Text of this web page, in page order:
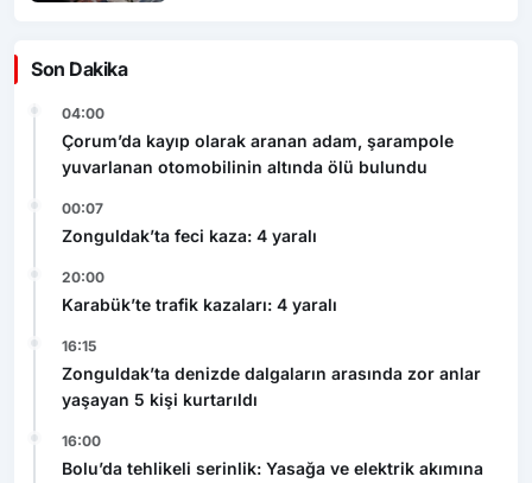
Son Dakika
04:00
Çorum’da kayıp olarak aranan adam, şarampole
yuvarlanan otomobilinin altında ölü bulundu
00:07
Zonguldak’ta feci kaza: 4 yaralı
20:00
Karabük’te trafik kazaları: 4 yaralı
16:15
Zonguldak’ta denizde dalgaların arasında zor anlar
yaşayan 5 kişi kurtarıldı
16:00
Bolu’da tehlikeli serinlik: Yasağa ve elektrik akımına